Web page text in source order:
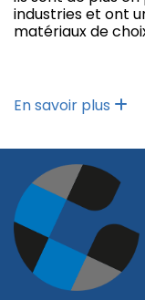
industries et ont
matériaux de
En savoir plus